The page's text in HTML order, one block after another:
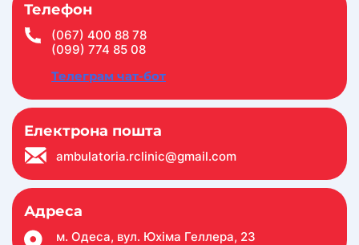
Телефон
(067) 400 88 78
(099) 774 85 08
Телеграм чат-бот
Електрона пошта
ambulatoria.rclinic@gmail.com
Адреса
м. Одеса, вул. Юхіма Геллера, 23